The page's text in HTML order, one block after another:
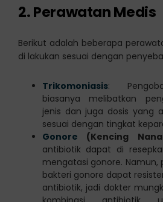
2. Perawatan Medis
Berikut adalah beberapa
di lakukan sesuai dengan
Trikomoniasis:
biasanya melibatkan
jenis dan juga dosis yang
sesuai dengan tingkat
Gonore (Kencing
antibiotik dapat di
mengatasi gonore. Namun,
bakteri gonore dapat
antibiotik, jadi dokter